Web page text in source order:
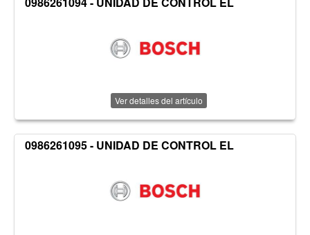
Ver detalles del artículo
0986261095 - UNIDAD DE CONTROL EL